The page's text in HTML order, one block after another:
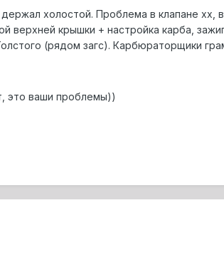
холостой. Проблема в клапане хх,
верхней крышки + настройка карба,
(рядом загс). Карбюраторщики
это ваши проблемы))